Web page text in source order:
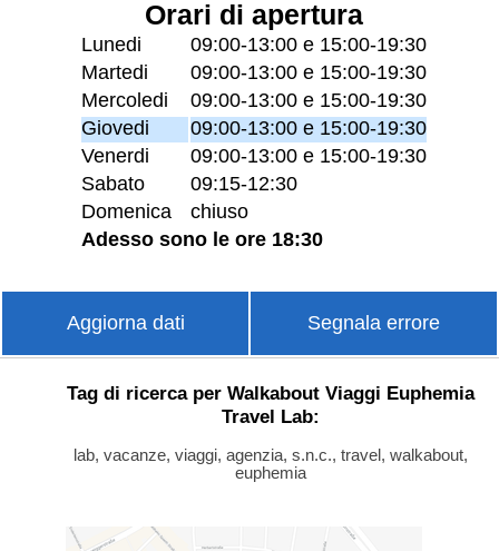
Orari di apertura
Lunedi
09:00-13:00 e 15:00-19:30
Martedi
09:00-13:00 e 15:00-19:30
Mercoledi
09:00-13:00 e 15:00-19:30
Giovedi
09:00-13:00 e 15:00-19:30
Venerdi
09:00-13:00 e 15:00-19:30
Sabato
09:15-12:30
Domenica
chiuso
Adesso sono le ore 18:30
Aggiorna dati Segnala errore
Tag di ricerca per Walkabout Viaggi Euphemia
Travel Lab:
lab, vacanze, viaggi, agenzia, s.n.c., travel, walkabout,
euphemia